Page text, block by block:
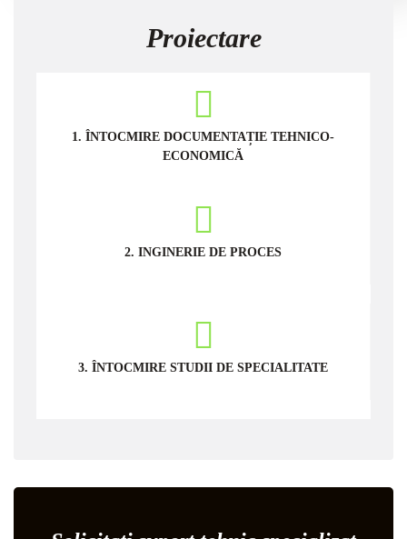
Proiectare
1. ÎNTOCMIRE DOCUMENTAȚIE TEHNICO-
ECONOMICĂ
2. INGINERIE DE PROCES
3. ÎNTOCMIRE STUDII DE SPECIALITATE